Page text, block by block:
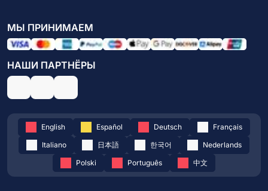
МЫ ПРИНИМАЕМ
НАШИ ПАРТНЁРЫ
English Español Deutsch
Français
Italiano
日本語 한국어
Nederlands
Polski
Português 中文